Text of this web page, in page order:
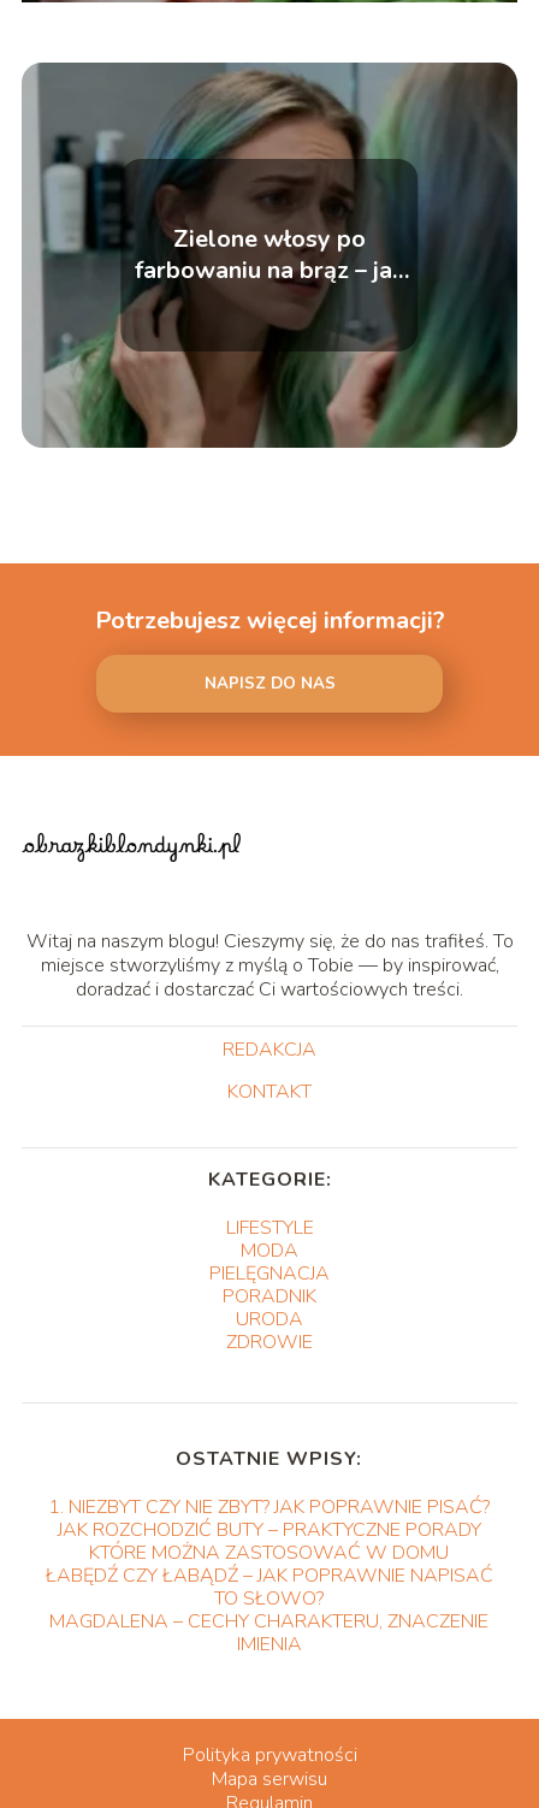
Zielone włosy po
farbowaniu na brąz – jak
naprawić ten kolor?
Potrzebujesz więcej informacji?
NAPISZ DO NAS
Witaj na naszym blogu! Cieszymy się, że do nas trafiłeś. To
miejsce stworzyliśmy z myślą o Tobie — by inspirować,
doradzać i dostarczać Ci wartościowych treści.
REDAKCJA
KONTAKT
KATEGORIE:
LIFESTYLE
MODA
PIELĘGNACJA
PORADNIK
URODA
ZDROWIE
OSTATNIE WPISY:
1. NIEZBYT CZY NIE ZBYT? JAK POPRAWNIE PISAĆ?
JAK ROZCHODZIĆ BUTY – PRAKTYCZNE PORADY
KTÓRE MOŻNA ZASTOSOWAĆ W DOMU
ŁABĘDŹ CZY ŁABĄDŹ – JAK POPRAWNIE NAPISAĆ
TO SŁOWO?
MAGDALENA – CECHY CHARAKTERU, ZNACZENIE
IMIENIA
Polityka prywatności
Mapa serwisu